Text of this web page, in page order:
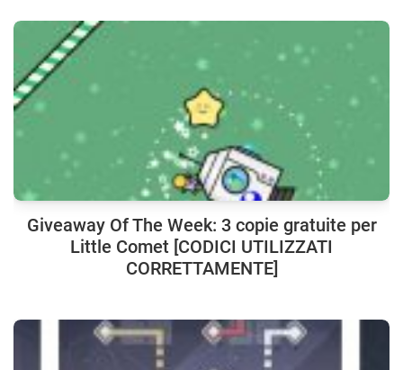
Giveaway Of The Week: 3 copie gratuite per
Little Comet [CODICI UTILIZZATI
CORRETTAMENTE]